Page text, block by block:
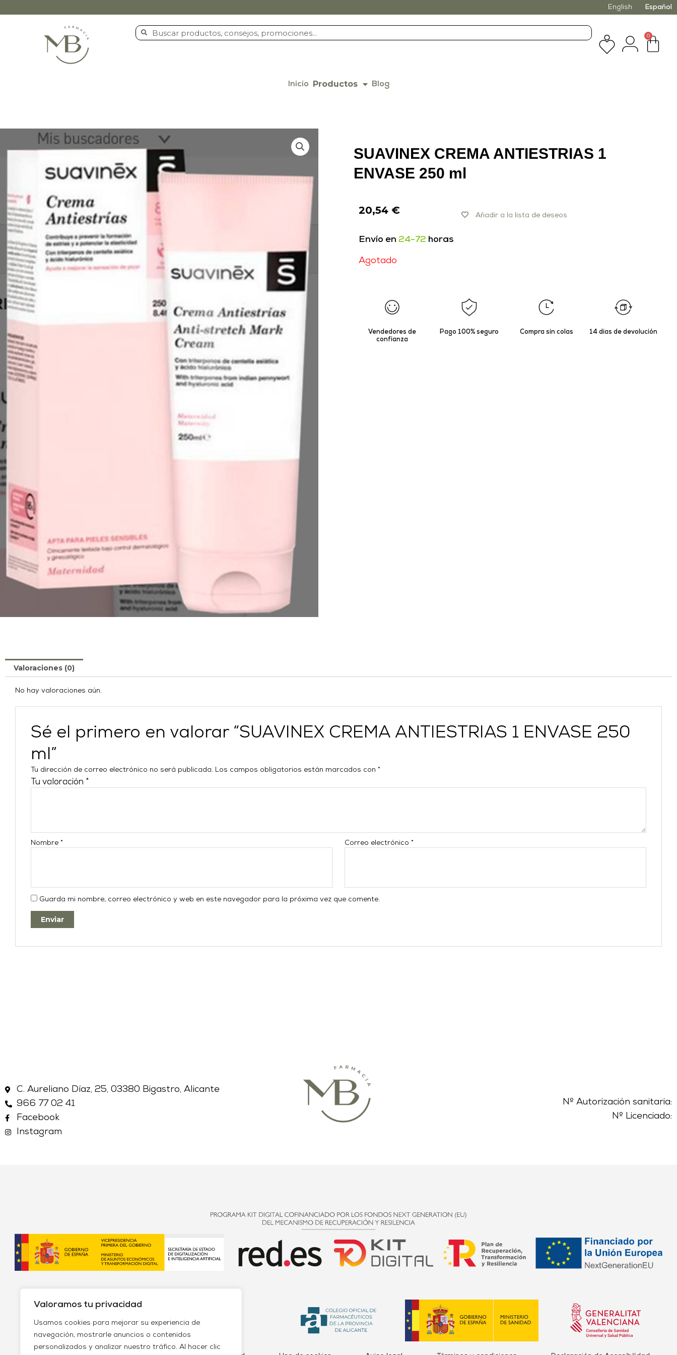
Valoramos tu privacidad
Usamos cookies para mejorar su experiencia de
navegación, mostrarle anuncios o contenidos
personalizados y analizar nuestro tráfico. Al hacer clic
English Español
0
Inicio Productos Blog
SUAVINEX CREMA ANTIESTRIAS 1
ENVASE 250 ml
20,54 € Añadir a la lista de deseos
Envío en 24-72 horas
Agotado
Vendedores de
confianza
Pago 100% seguro Compra sin colas 14 días de devolución
Valoraciones (0)
No hay valoraciones aún.
Sé el primero en valorar “SUAVINEX CREMA ANTIESTRIAS 1 ENVASE 250
ml”
Tu dirección de correo electrónico no será publicada. Los campos obligatorios están marcados con*
Tu valoración *
Nombre* Correo electrónico*
Guarda mi nombre, correo electrónico y web en este navegador para la próxima vez que comente.
C. Aureliano Díaz, 25, 03380 Bigastro, Alicante
966 77 02 41
Facebook
Instagram
Nº Autorización sanitaria:
Nº Licenciado: